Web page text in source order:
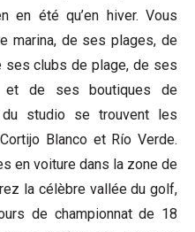
en été qu’en hiver. Vous
marina, de ses plages, de
ses clubs de plage, de ses
et de ses boutiques de
studio se trouvent les
Blanco et Río Verde.
en voiture dans la zone de
la célèbre vallée du golf,
de championnat de 18